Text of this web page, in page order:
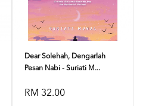
Dear Solehah, Dengarlah
Pesan Nabi - Suriati M...
RM 32.00